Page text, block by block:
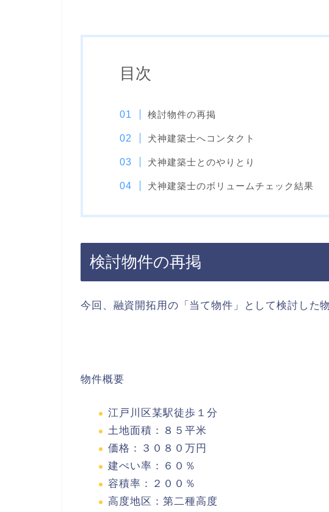
目次
検討物件の再掲
犬神建築士へコンタクト
犬神建築士とのやりとり
犬神建築士のボリュームチェック結果
検討物件の再掲
今回、融資開拓用の「当て物件」として検討した
物件概要
江戸川区某駅徒歩１分
土地面積：８５平米
価格：３０８０万円
建ぺい率：６０％
容積率：２００％
高度地区：第二種高度